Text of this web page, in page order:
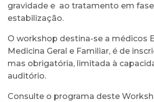
gravidade e ao tratamento em
estabilização.
O workshop destina-se a médicos
Medicina Geral e Familiar, é de
mas obrigatória, limitada à
auditório.
Consulte o programa deste